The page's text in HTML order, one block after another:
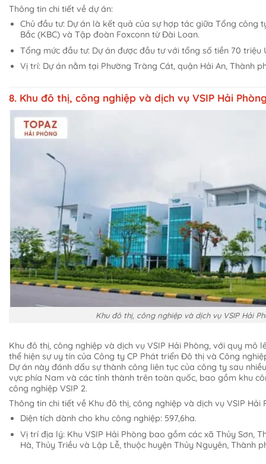
Thông tin chi tiết về dự án:
Chủ đầu tư: Dự án là kết quả của sự hợp tác giữa Tổng công
Bắc (KBC) và Tập đoàn Foxconn từ Đài Loan.
Tổng mức đầu tư: Dự án được đầu tư với tổng số tiền 70 triệu
Vị trí: Dự án nằm tại Phường Tràng Cát, quận Hải An, Thành
8. Khu đô thị, công nghiệp và dịch vụ VSIP Hải
Khu đô thị, công nghiệp và dịch vụ VSIP Hải
Khu đô thị, công nghiệp và dịch vụ VSIP Hải Phòng, với quy mô
thể hiện sự uy tín của Công ty CP Phát triển Đô thị và Công
Dự án này đánh dấu sự thành công liên tục của công ty sau
vực phía Nam và các tỉnh thành trên toàn quốc, bao gồm khu
công nghiệp VSIP 2.
Thông tin chi tiết về Khu đô thị, công nghiệp và dịch vụ VSIP Hải
Diện tích dành cho khu công nghiệp: 597,6ha.
Vị trí địa lý: Khu VSIP Hải Phòng bao gồm các xã Thủy Sơn,
Hà, Thủy Triều và Lập Lễ, thuộc huyện Thủy Nguyên, Thành